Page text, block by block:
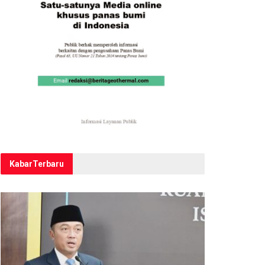
KabarTerbaru